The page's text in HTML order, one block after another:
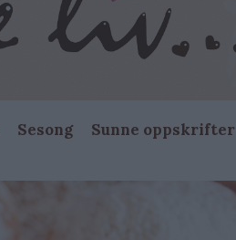
Sesong Sunne oppskrifter